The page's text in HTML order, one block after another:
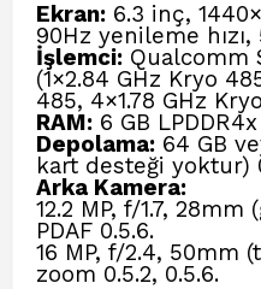
Ekran: 6.3 inç,
90Hz yenileme hızı,
İşlemci: Qualcomm
(1×2.84 GHz Kryo
485, 4×1.78 GHz
RAM: 6 GB
Depolama: 64 GB
kart desteği yoktur)
Arka Kamera:
12.2 MP, f/1.7,
PDAF 0.5.6.
16 MP, f/2.4, 50mm
zoom 0.5.2, 0.5.6.